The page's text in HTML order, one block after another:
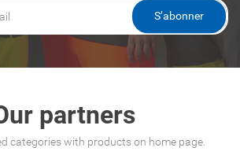
S’abonner
partners
categories with products on home page.